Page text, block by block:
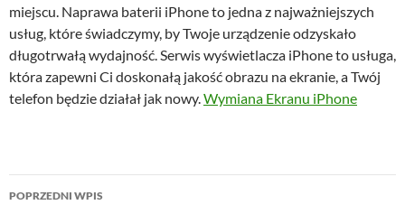
miejscu. Naprawa baterii iPhone to jedna z najważniejszych
usług, które świadczymy, by Twoje urządzenie odzyskało
długotrwałą wydajność. Serwis wyświetlacza iPhone to usługa,
która zapewni Ci doskonałą jakość obrazu na ekranie, a Twój
telefon będzie działał jak nowy.Wymiana Ekranu iPhone
Nawigacja
POPRZEDNI WPIS